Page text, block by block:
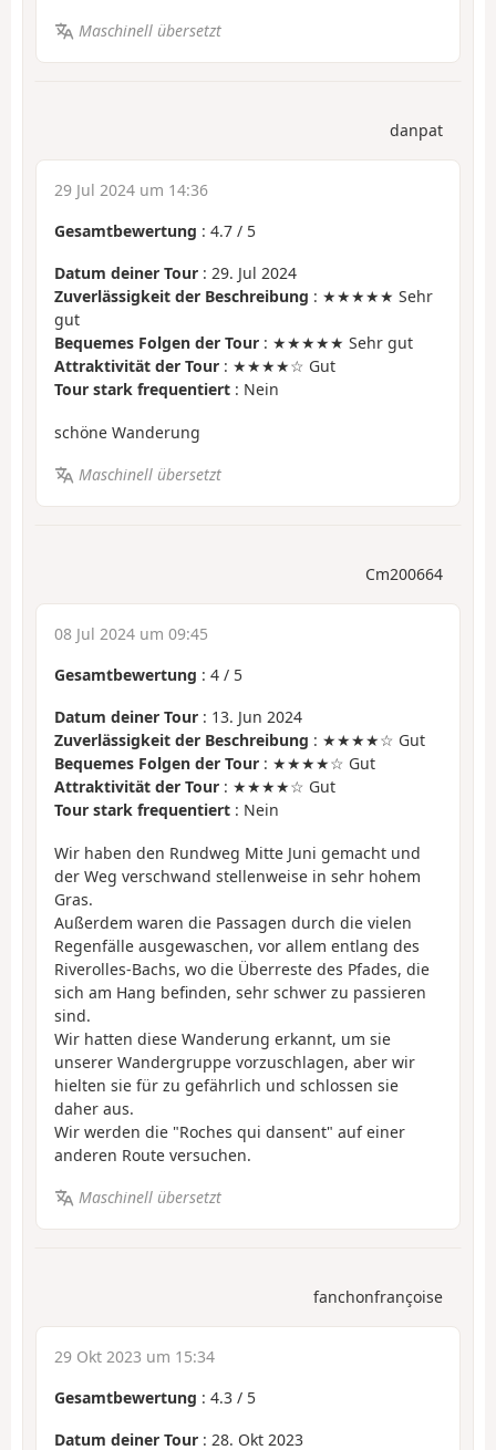
Maschinell übersetzt
danpat
29 Jul 2024 um 14:36
Gesamtbewertung : 4.7 / 5
Datum deiner Tour : 29. Jul 2024
Zuverlässigkeit der Beschreibung : ★★★★★ Sehr
gut
Bequemes Folgen der Tour : ★★★★★ Sehr gut
Attraktivität der Tour : ★★★★☆ Gut
Tour stark frequentiert : Nein
schöne Wanderung
Maschinell übersetzt
Cm200664
08 Jul 2024 um 09:45
Gesamtbewertung : 4 / 5
Datum deiner Tour : 13. Jun 2024
Zuverlässigkeit der Beschreibung : ★★★★☆ Gut
Bequemes Folgen der Tour : ★★★★☆ Gut
Attraktivität der Tour : ★★★★☆ Gut
Tour stark frequentiert : Nein
Wir haben den Rundweg Mitte Juni gemacht und
der Weg verschwand stellenweise in sehr hohem
Gras.
Außerdem waren die Passagen durch die vielen
Regenfälle ausgewaschen, vor allem entlang des
Riverolles-Bachs, wo die Überreste des Pfades, die
sich am Hang befinden, sehr schwer zu passieren
sind.
Wir hatten diese Wanderung erkannt, um sie
unserer Wandergruppe vorzuschlagen, aber wir
hielten sie für zu gefährlich und schlossen sie
daher aus.
Wir werden die "Roches qui dansent" auf einer
anderen Route versuchen.
Maschinell übersetzt
fanchonfrançoise
29 Okt 2023 um 15:34
Gesamtbewertung : 4.3 / 5
Datum deiner Tour : 28. Okt 2023